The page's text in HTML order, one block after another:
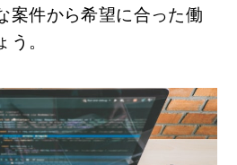
案件から希望に合った働
う。